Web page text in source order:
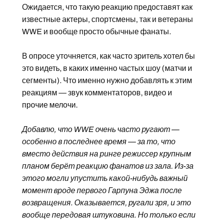
Ожидается, что такую реакцию предоставят как
известные актеры, спортсмены, так и ветераны
WWE и вообще просто обычные фанаты.
В опросе уточняется, как часто зритель хотел бы
это видеть, в каких именно частых шоу (матчи и
сегменты). Что именно нужно добавлять к этим
реакциям — звук комментаторов, видео и
прочие мелочи.
Добавлю, что WWE очень часто ругают —
особенно в последнее время — за то, что
вместо действия на ринге режиссер крупным
планом берёт реакцию фанатов из зала. Из-за
этого могли упустить какой-нибудь важный
момент вроде первого Гарпуна Эджа после
возвращения. Оказывается, ругали зря, и это
вообще передовая штуковина. Но только если